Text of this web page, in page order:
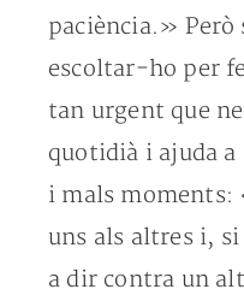
paciència.»
escoltar-ho per
tan urgent que
quotidià i ajuda a
i mals moments:
uns als altres i,
a dir contra un